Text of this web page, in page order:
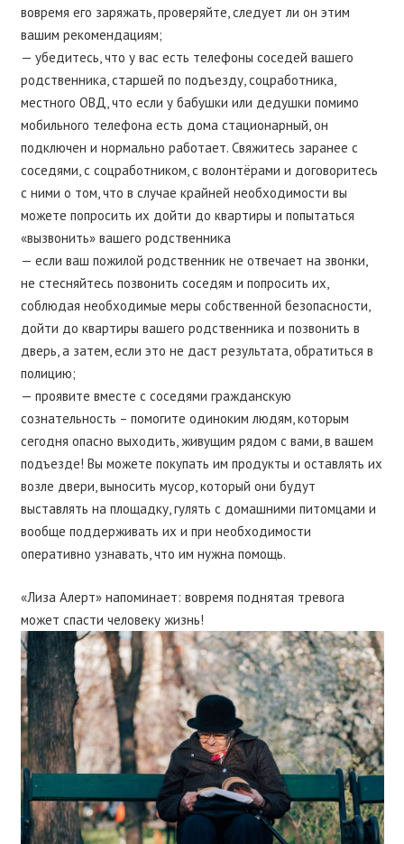
вовремя его заряжать, проверяйте, следует ли он этим
вашим рекомендациям;
— убедитесь, что у вас есть телефоны соседей вашего
родственника, старшей по подъезду, соцработника,
местного ОВД, что если у бабушки или дедушки помимо
мобильного телефона есть дома стационарный, он
подключен и нормально работает. Свяжитесь заранее с
соседями, с соцработником, с волонтёрами и договоритесь
с ними о том, что в случае крайней необходимости вы
можете попросить их дойти до квартиры и попытаться
«вызвонить» вашего родственника
— если ваш пожилой родственник не отвечает на звонки,
не стесняйтесь позвонить соседям и попросить их,
соблюдая необходимые меры собственной безопасности,
дойти до квартиры вашего родственника и позвонить в
дверь, а затем, если это не даст результата, обратиться в
полицию;
— проявите вместе с соседями гражданскую
сознательность – помогите одиноким людям, которым
сегодня опасно выходить, живущим рядом с вами, в вашем
подъезде! Вы можете покупать им продукты и оставлять их
возле двери, выносить мусор, который они будут
выставлять на площадку, гулять с домашними питомцами и
вообще поддерживать их и при необходимости
оперативно узнавать, что им нужна помощь.
«Лиза Алерт» напоминает: вовремя поднятая тревога
может спасти человеку жизнь!